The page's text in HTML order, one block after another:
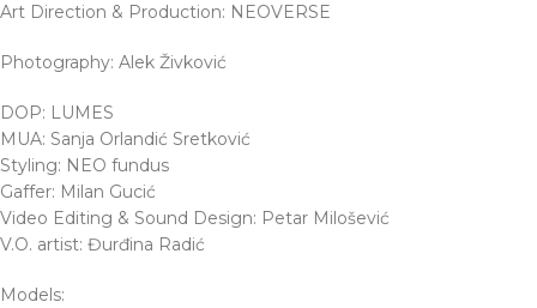
Art Direction & Production: NEOVERSE
Photography: Alek Živković
DOP: LUMES
MUA: Sanja Orlandić Sretković
Styling: NEO fundus
Gaffer: Milan Gucić
Video Editing & Sound Design: Petar Milošević
V.O. artist: Đurđina Radić
Models: